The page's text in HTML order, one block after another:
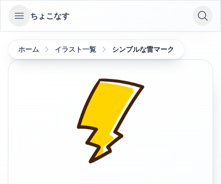
Open sidebar
ちょこなす
ホーム イラスト一覧 シンプルな雷マーク